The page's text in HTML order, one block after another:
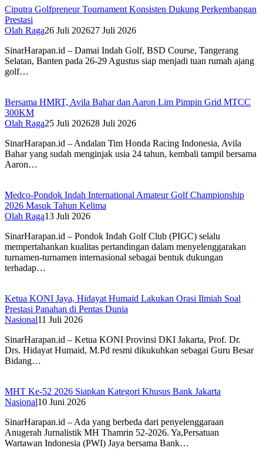
Ciputra Golfpreneur Tournament Konsisten Dukung Perkembangan
Prestasi
Olah Raga26 Juli 202627 Juli 2026
SinarHarapan.id – Damai Indah Golf, BSD Course, Tangerang
Selatan, Banten pada 26-29 Agustus siap menjadi tuan rumah ajang
golf…
Bersama HMRT, Avila Bahar dan Aaron Lim Pimpin Grid MTCC
300KM
Olah Raga25 Juli 202628 Juli 2026
SinarHarapan.id – Andalan Tim Honda Racing Indonesia, Avila
Bahar yang sudah menginjak usia 24 tahun, kembali tampil bersama
Aaron…
Medco-Pondok Indah International Amateur Golf Championship
2026 Masuk Tahun Kelima
Olah Raga13 Juli 2026
SinarHarapan.id – Pondok Indah Golf Club (PIGC) selalu
mempertahankan kualitas pertandingan dalam menyelenggarakan
turnamen-turnamen internasional sebagai bentuk dukungan
terhadap…
Ketua KONI Jaya, Hidayat Humaid Lakukan Orasi Ilmiah Soal
Prestasi Panahan di Pentas Dunia
Nasional11 Juli 2026
SinarHarapan.id – Ketua KONI Provinsi DKI Jakarta, Prof. Dr.
Drs. Hidayat Humaid, M.Pd resmi dikukuhkan sebagai Guru Besar
Bidang…
MHT Ke-52 2026 Siapkan Kategori Khusus Bank Jakarta
Nasional10 Juni 2026
SinarHarapan.id – Ada yang berbeda dari penyelenggaraan
Anugerah Jurnalistik MH Thamrin 52-2026. Ya,Persatuan
Wartawan Indonesia (PWI) Jaya bersama Bank…